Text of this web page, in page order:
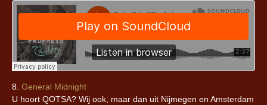
8. General Midnight
U hoort QOTSA? Wij ook, maar dan uit Nijmegen en Amsterdam